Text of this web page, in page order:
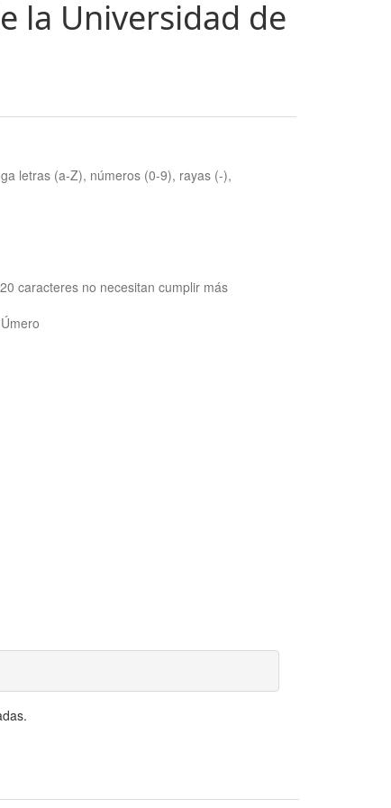
la Universidad de
letras (a-Z), números (0-9), rayas (-),
caracteres no necesitan cumplir más